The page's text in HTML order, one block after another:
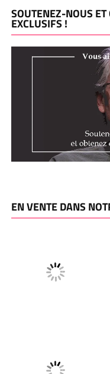
SOUTENEZ-NOUS
EXCLUSIFS !
EN VENTE DANS